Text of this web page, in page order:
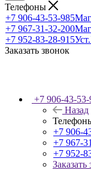
Телефоны
+7 906-43-53-985
+7 967-31-32-200
+7 952-83-28-915
Заказать звонок
+7 906-43-53-
Назад
+7 906-
+7 967-
+7 952-
Заказать